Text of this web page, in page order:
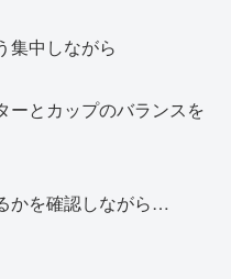
集中しながら
ーとカップのバランスを
かを確認しながら…